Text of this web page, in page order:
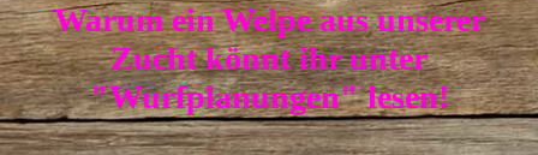
Warum ein Welpe aus unserer
Zucht könnt ihr unter
"Wurfplanungen" lesen!